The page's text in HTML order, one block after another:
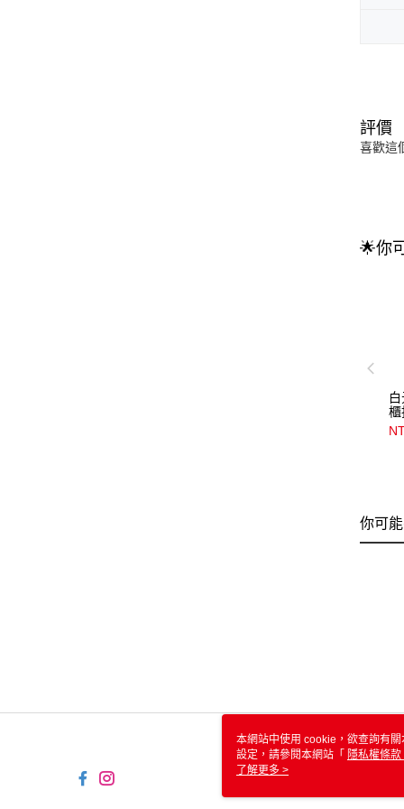
評價
喜歡這
🌟你
櫃
你可
本網站中使用 cookie，欲查詢有
設定，請參閱本網站「 隱私權條款
使用 cookie。
了解更多 >